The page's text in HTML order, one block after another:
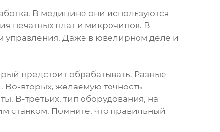
В медицине они используются
печатных плат и микрочипов. В
управления. Даже в ювелирном деле и
предстоит обрабатывать. Разные
вторых, желаемую точность
В-третьих, тип оборудования, на
станком. Помните, что правильный